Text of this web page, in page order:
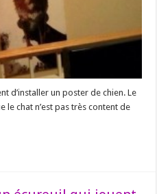
d’installer un poster de chien. Le
le chat n’est pas très content de